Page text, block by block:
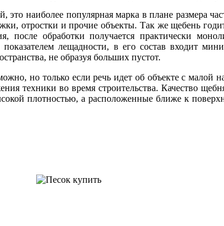
наиболее популярная марка в плане размера
отростки и прочие объекты. Так же щебень
после обработки получается практически
лещадности, в его состав входит
не образуя больших пустот.
но только если речь идет об объекте с малой
техники во время строительства. Качество
плотностью, а расположенные ближе к